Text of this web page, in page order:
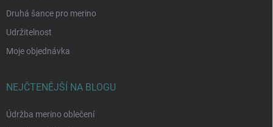
Druhá šance pro merino
Udržitelnost
Moje objednávka
NEJČTENĚJŠÍ NA BLOGU
Údržba merino oblečení